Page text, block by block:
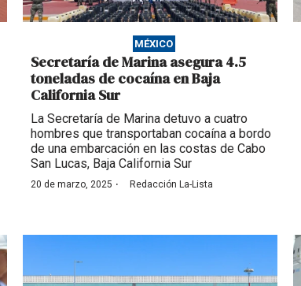
MÉXICO
Secretaría de Marina asegura 4.5
toneladas de cocaína en Baja
California Sur
La Secretaría de Marina detuvo a cuatro
hombres que transportaban cocaína a bordo
de una embarcación en las costas de Cabo
San Lucas, Baja California Sur
20 de marzo, 2025 · Redacción La-Lista